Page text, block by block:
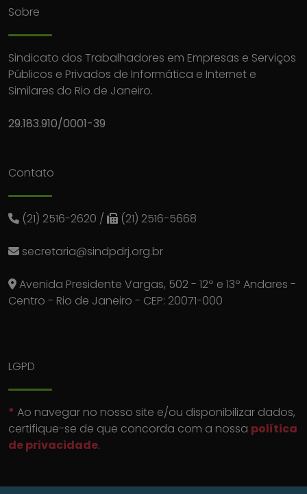
Sobre
Sindicato dos Trabalhadores em Empresas e Serviços
Públicos e Privados de Informática e Internet e
Similares do Rio de Janeiro.
29.183.910/0001-39
Contato
(21) 2516-2620 / (21) 2516-5668
secretaria@sindpdrj.org.br
Avenida Presidente Vargas, 502 - 12º e 13º Andares -
Centro - Rio de Janeiro - CEP: 20071-000
LGPD
* Ao navegar no nosso site e/ou disponibilizar dados,
certifique-se de que concorda com a nossa política
de privacidade.